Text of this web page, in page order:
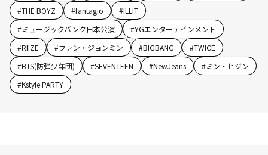
#THE BOYZ #fantagio #ILLIT
#ミュージックバンク日本公演 #YGエンターテインメント
#RIIZE #ファン・ジョンミン #BIGBANG #TWICE
#BTS(防弾少年団) #SEVENTEEN #NewJeans #ミン・ヒジン
#Kstyle PARTY